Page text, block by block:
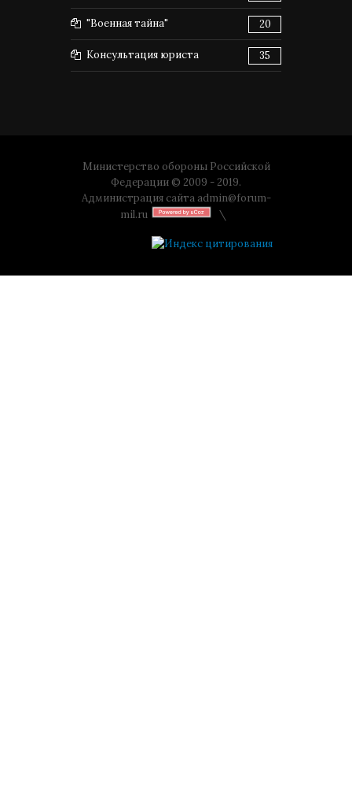
"Военная тайна" 20
Консультация юриста 35
Министерство обороны Российской
Федерации © 2009 - 2019.
Администрация сайта admin@forum-
mil.ru